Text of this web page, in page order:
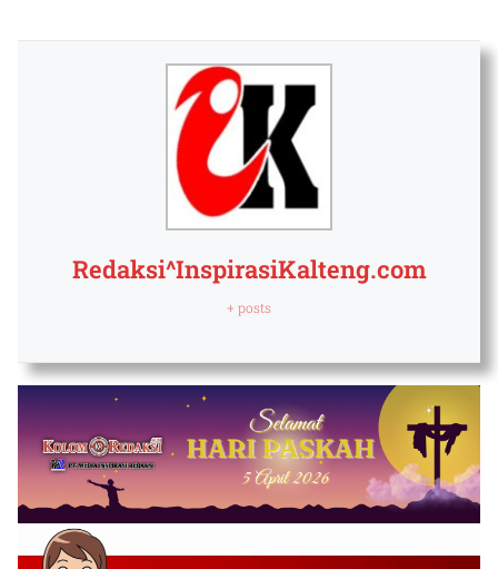
Redaksi^InspirasiKalteng.com
+ posts